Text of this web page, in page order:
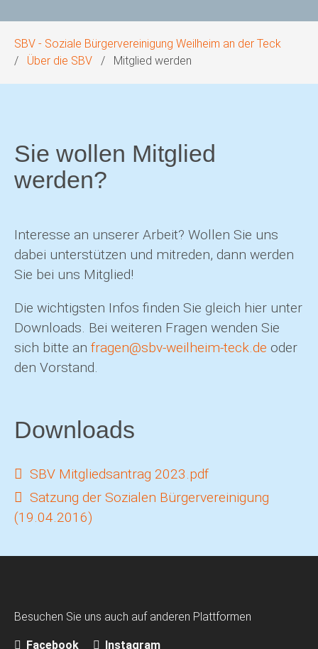
SBV - Soziale Bürgervereinigung Weilheim an der Teck
Über die SBV
Mitglied werden
Sie wollen Mitglied
werden?
Interesse an unserer Arbeit? Wollen Sie uns
dabei unterstützen und mitreden, dann werden
Sie bei uns Mitglied!
Die wichtigsten Infos finden Sie gleich hier unter
Downloads. Bei weiteren Fragen wenden Sie
sich bitte an fragen@sbv-weilheim-teck.de oder
den Vorstand.
Downloads
SBV Mitgliedsantrag 2023.pdf
Satzung der Sozialen Bürgervereinigung
(19.04.2016)
Besuchen Sie uns auch auf anderen Plattformen
Facebook Instagram